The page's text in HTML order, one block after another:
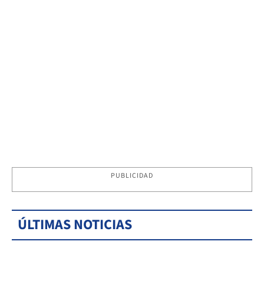
PUBLICIDAD
ÚLTIMAS NOTICIAS